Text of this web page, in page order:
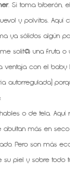
. Si toma biberón,
y polvitos. Aquí
ya sólidos algún
solit@ una fruta o
ventaja con el
autorregulada)
o de tela. Aquí
abultan más en
Pero son más
su piel y sobre todo